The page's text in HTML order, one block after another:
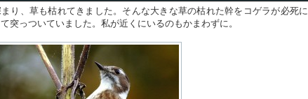
、草も枯れてきました。そんな大きな草の枯れた幹をコゲラが必死に
突っついていました。私が近くにいるのもかまわずに。